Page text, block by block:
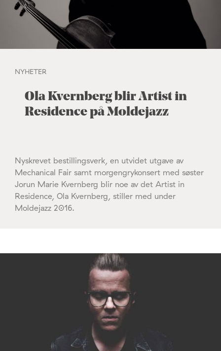
NYHETER
Ola Kvernberg blir Artist in
Residence på Moldejazz
Nyskrevet bestillingsverk, en utvidet utgave av
Mechanical Fair samt morgengrykonsert med søster
Jorun Marie Kvernberg blir noe av det Artist in
Residence, Ola Kvernberg, stiller med under
Moldejazz 2016.